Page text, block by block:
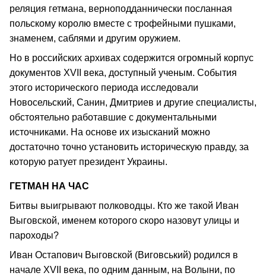
реляция гетмана, верноподданнически посланная
польскому королю вместе с трофейными пушками,
знаменем, саблями и другим оружием.
Но в российских архивах содержится огромный корпус
документов XVII века, доступный ученым. События
этого исторического периода исследовали
Новосельский, Санин, Дмитриев и другие специалисты,
обстоятельно работавшие с документальными
источниками. На основе их изысканий можно
достаточно точно установить историческую правду, за
которую ратует президент Украины.
ГЕТМАН НА ЧАС
Битвы выигрывают полководцы. Кто же такой Иван
Выговской, именем которого скоро назовут улицы и
пароходы?
Иван Остапович Выговской (Виговський) родился в
начале XVII века, по одним данным, на Волыни, по